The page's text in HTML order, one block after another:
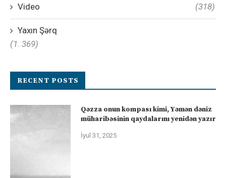
Video (318)
Yaxın Şərq
(1. 369)
RECENT POSTS
Qəzza onun kompası kimi, Yəmən dəniz
müharibəsinin qaydalarını yenidən yazır
İyul 31, 2025